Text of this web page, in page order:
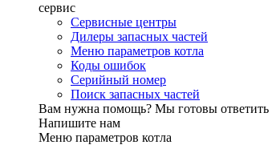
сервис
Сервисные центры
Дилеры запасных частей
Меню параметров котла
Коды ошибок
Серийный номер
Поиск запасных частей
Вам нужна помощь? Мы готовы
Напишите нам
Меню параметров котла